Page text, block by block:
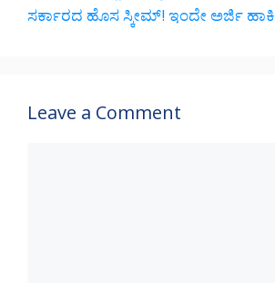
ಸರ್ಕಾರದ ಹೊಸ ಸ್ಕೀಮ್! ಇಂದೇ ಅರ್ಜಿ ಹಾಕಿ
Leave a Comment